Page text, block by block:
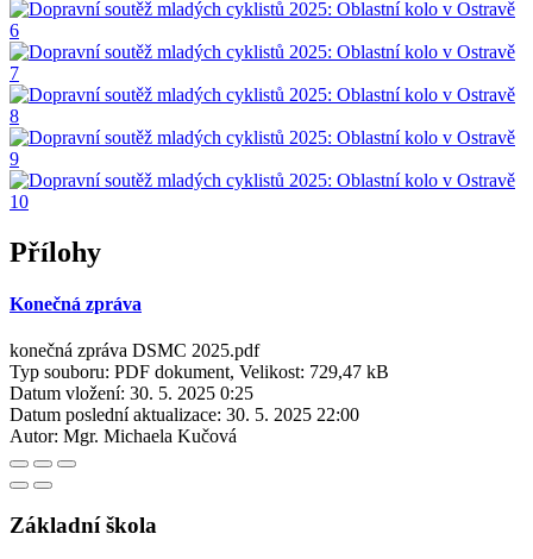
Přílohy
Konečná zpráva
konečná zpráva DSMC 2025.pdf
Typ souboru: PDF dokument, Velikost: 729,47 kB
Datum vložení: 30. 5. 2025 0:25
Datum poslední aktualizace: 30. 5. 2025 22:00
Autor: Mgr. Michaela Kučová
Základní škola